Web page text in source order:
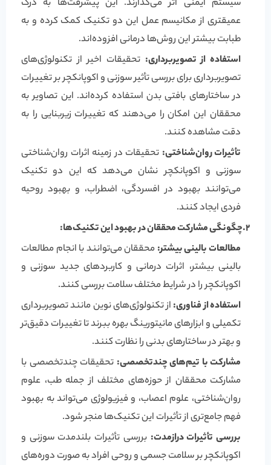
سیستم ایمنی اثر می‌گذارند. این پیشرفت‌ها به درک
عمیقتری از مکانیسم عمل این دو تکنیک کمک کرده و به
طبابت بیشتر این روش‌ها درمانی افزوده‌اند.
استفاده از تصویربرداری: تحقیقات اخیر از تکنولوژی‌های
تصویربرداری برای بررسی تأثیر سوزنی و اکوپانکچر بر تغییرات
در ساختارهای بافتی بدن استفاده کرده‌اند. این تصاویر به
محققان این امکان را می‌دهند که تغییرات زیربنایی را به
دقت مشاهده کنند.
تأثیرات روان‌شناختی: تحقیقات در زمینه اثرات روان‌شناختی
سوزنی و اکوپانکچر نشان می‌دهد که این دو تکنیک
می‌توانند بهبود در افسردگی، اضطراب، و بهبود روحیه
فردی ایجاد کنند.
2.چگونگی مشارکت محققان در بهبود این تکنیک‌ها:
مطالعات بالینی بیشتر: محققان می‌توانند با انجام مطالعات
بالینی بیشتر، اثرات درمانی و کاربردهای جدید سوزنی و
اکوپانکچر را در شرایط مختلف سلامت بررسی کنند.
استفاده از فناوری: از تکنولوژی‌های نوین مانند تصویربرداری
تکمیلی و ابزارهای مانیتورینگ بهره ببرند تا تغییرات دقیق‌تر
و بهتر در ساختارهای بدنی را نظارت کنند.
مشارکت با تیم‌های چندتخصصی: تحقیقات چندتخصصی با
مشارکت محققان از حوزه‌های مختلف از جمله طب، علوم
روان‌شناختی، علوم اعصاب، و فیزیولوژی می‌تواند به بهبود
فهم جامع‌تری از تأثیرات این تکنیک‌ها منجر شود.
بررسی تأثیرات درازمدت: بررسی تأثیرات بلندمدت سوزنی و
اکوپانکچر بر سلامت جسمی و روحی افراد به صورت دوره‌های